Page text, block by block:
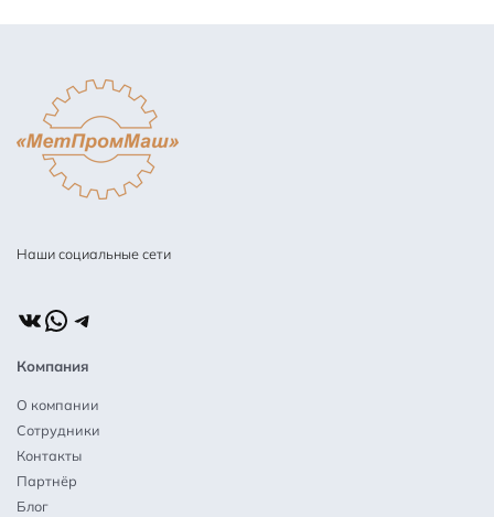
Наши социальные сети
ВКонтакте
WhatsApp
Telegram
Компания
О компании
Сотрудники
Контакты
Партнёр
Блог